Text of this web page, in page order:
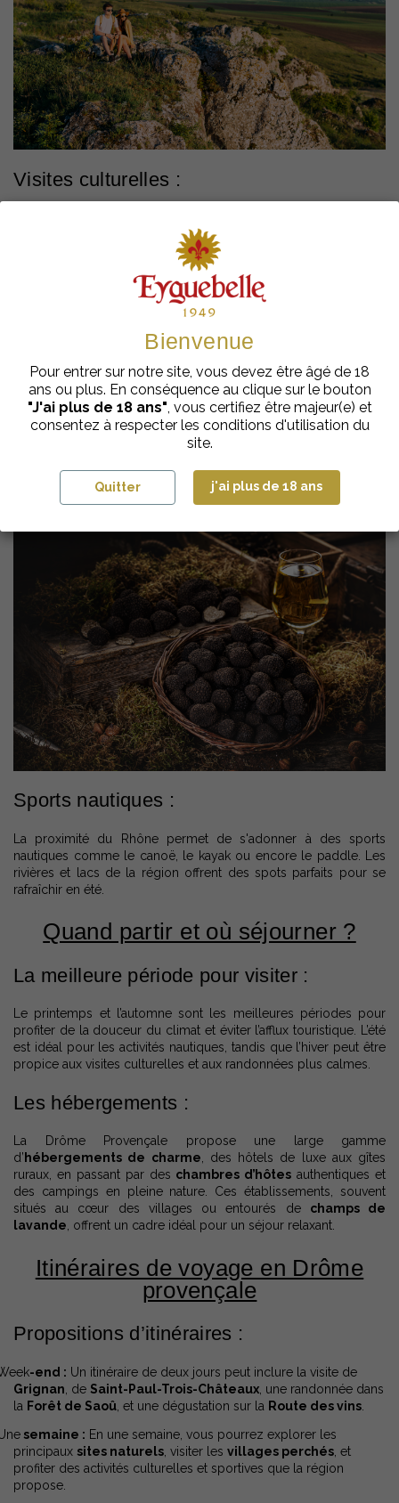
Visites culturelles :
incontournables, on peut citer :
Le château de Grignan:Une forteresse imposante au
sommet du village, avec une vue panoramique
: Un lieu paisible et chargé d'histoire, à ne
pas manquer si vous souhaitez visiter la Drôme provençale.
Dégustation de produits locaux :
La Drôme Provençale est également un territoire gourmand.
Profitez de votre séjour pour goûter aux produits locaux
comme les vins de l’appellation AOC Grignan-les-Adhémar, les
olives de Nyons, les truffes noires, et les fruits de la vallée du
Rhône (abricots, pêches, etc.).
Sports nautiques :
La proximité du Rhône permet de s'adonner à des sports
nautiques comme le canoë, le kayak ou encore le paddle. Les
rivières et lacs de la région offrent des spots parfaits pour se
rafraîchir en été.
Quand partir et où séjourner ?
La meilleure période pour visiter :
Le printemps et l’automne sont les meilleures périodes pour
profiter de la douceur du climat et éviter l’afflux touristique. L’été
est idéal pour les activités nautiques, tandis que l’hiver peut être
propice aux visites culturelles et aux randonnées plus calmes.
Les hébergements :
La Drôme Provençale propose une large gamme
d’ hébergements de charme , des hôtels de luxe aux gîtes
ruraux, en passant par des chambres d’hôtes authentiques et
des campings en pleine nature. Ces établissements, souvent
situés au cœur des villages ou entourés de champs de
lavande , offrent un cadre idéal pour un séjour relaxant.
Itinéraires de voyage en Drôme
provençale
Propositions d’itinéraires :
-end : Un itinéraire de deux jours peut inclure la visite de
Grignan , de Saint-Paul-Trois-Châteaux , une randonnée dans
la Forêt de Saoû , et une dégustation sur la Route des vins
semaine : En une semaine, vous pourrez explorer les
principaux sites naturels , visiter les villages perchés , et
profiter des activités culturelles et sportives que la région
propose.
Bienvenue
Pour entrer sur notre site, vous devez être âgé de 18
ans ou plus. En conséquence au clique sur le bouton
"J'ai plus de 18 ans", vous certifiez être majeur(e) et
consentez à respecter les conditions d'utilisation du
site.
Quitter j'ai plus de 18 ans